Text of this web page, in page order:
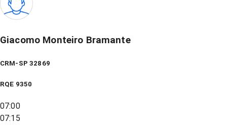
Giacomo Monteiro Bramante
CRM-SP 32869
RQE 9350
07:00
07:15